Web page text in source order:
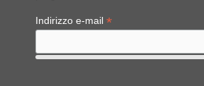
Indirizzo e-mail *